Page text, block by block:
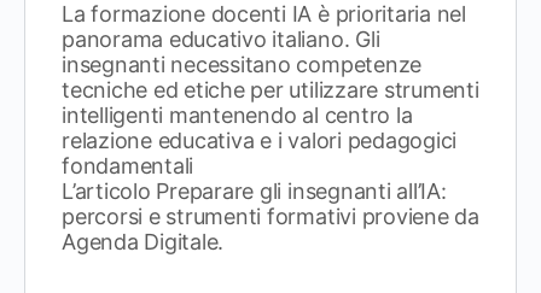
La formazione docenti IA è prioritaria nel
panorama educativo italiano. Gli
insegnanti necessitano competenze
tecniche ed etiche per utilizzare strumenti
intelligenti mantenendo al centro la
relazione educativa e i valori pedagogici
fondamentali
L’articolo Preparare gli insegnanti all’IA:
percorsi e strumenti formativi proviene da
Agenda Digitale.